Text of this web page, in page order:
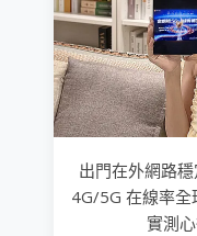
出門在外網路
4G/5G 在線率全
實測